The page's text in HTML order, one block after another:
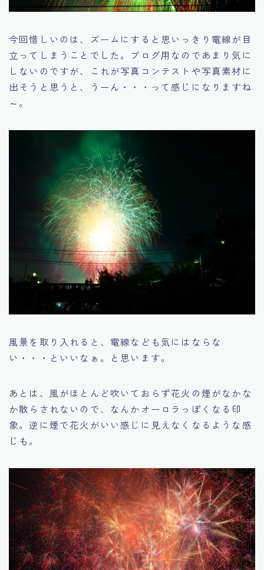
今回惜しいのは、ズームにすると思いっきり電線が目
立ってしまうことでした。ブログ用なのであまり気に
しないのですが、これが写真コンテストや写真素材に
出そうと思うと、うーん・・・って感じになりますね
～。
風景を取り入れると、電線なども気にはならな
い・・・といいなぁ。と思います。
あとは、風がほとんど吹いておらず花火の煙がなかな
か散らされないので、なんかオーロラっぽくなる印
象。逆に煙で花火がいい感じに見えなくなるような感
じも。